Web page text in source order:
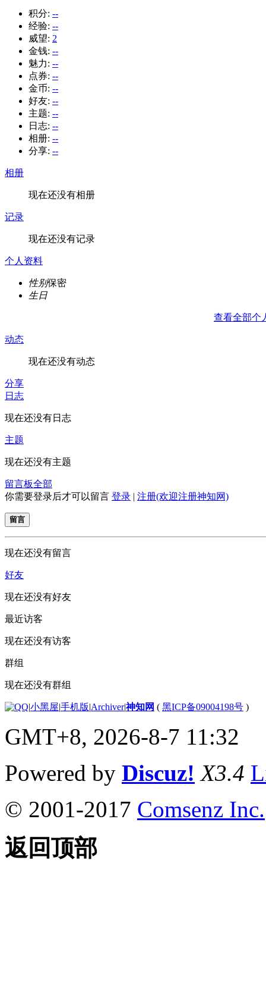
积分: --
经验: --
威望: 2
金钱: --
魅力: --
点券: --
金币: --
好友: --
主题: --
日志: --
相册: --
分享: --
相册
现在还没有相册
记录
现在还没有记录
个人资料
性别保密
生日
查看全部个
动态
现在还没有动态
分享
日志
现在还没有日志
主题
现在还没有主题
留言板全部
你需要登录后才可以留言 登录 | 注册(欢迎注册神知网)
留言
现在还没有留言
好友
现在还没有好友
最近访客
现在还没有访客
群组
现在还没有群组
|小黑屋|手机版|Archiver|神知网 ( 黑ICP备09004198号 )
GMT+8, 2026-8-7 11:32
Powered by Discuz! X3.4
© 2001-2017 Comsenz Inc.
返回顶部